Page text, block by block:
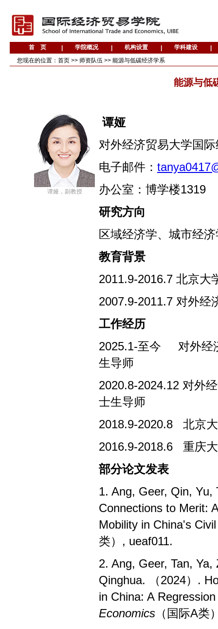
您现在的位置： 首页 >> 师资队伍 >> 能源与低碳经济学系
能源与低
谭娅，副教授
谭娅
对外经济贸易大学国
电子邮件：
办公室：博学楼1319
研究方向
区域经济学、城市经
教育背景
2011.9-2016.7 北京大
2007.9-2011.7 对外经
工作经历
2025.1-至今
对外经
生导师
2020.8-2024.12 对外
士生导师
2018.9-2020.8 北京
2016.9-2018.6 重庆
部分论文发表
1. Ang, Geer, Qin, Yu,
Connections to Merit:
Mobility in China's
类） , ueaf011.
2. Ang, Geer, Tan,
Qinghua. （2024）.
in China: A
Economics （国际A类